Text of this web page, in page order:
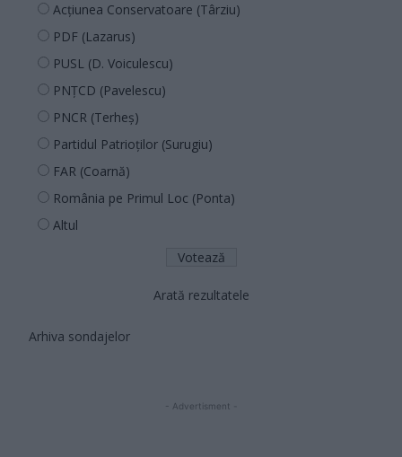
Acțiunea Conservatoare (Târziu)
PDF (Lazarus)
PUSL (D. Voiculescu)
PNȚCD (Pavelescu)
PNCR (Terheș)
Partidul Patrioților (Surugiu)
FAR (Coarnă)
România pe Primul Loc (Ponta)
Altul
Arată rezultatele
Arhiva sondajelor
- Advertisment -